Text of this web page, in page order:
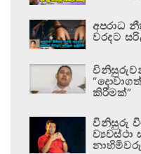
අපරාධ
වරදට
කිරීමක්”
විනිසුරු
ව්‍යවස්ථා